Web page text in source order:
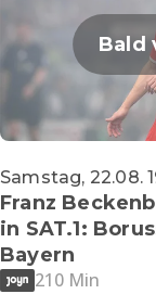
Bald
Samstag, 22.08.
Franz
in SAT.1:
Bayern
210 Min